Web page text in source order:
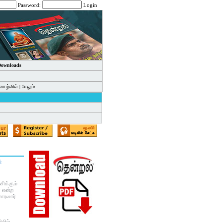
Password: Login
| மேலும்
என்ற